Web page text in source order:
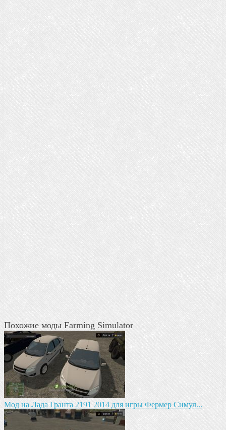
Похожие моды Farming Simulator
Мод на Лада Гранта 2191 2014 для игры Фермер Симул...